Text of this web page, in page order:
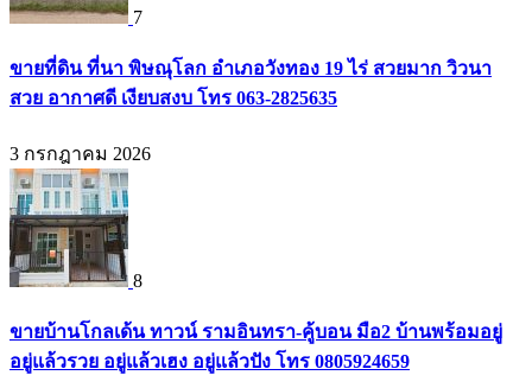
7
ขายที่ดิน ที่นา พิษณุโลก อำเภอวังทอง 19 ไร่ สวยมาก วิวนา
สวย อากาศดี เงียบสงบ โทร 063-2825635
3 กรกฎาคม 2026
8
ขายบ้านโกลเด้น ทาวน์ รามอินทรา-คู้บอน มือ2 บ้านพร้อมอยู่
อยู่แล้วรวย อยู่แล้วเฮง อยู่แล้วปัง โทร 0805924659